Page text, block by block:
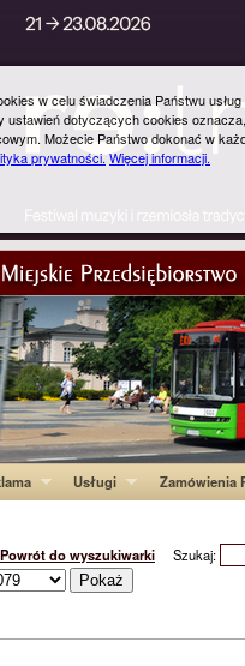
Usługi Zamówienia
do wyszukiwarki Szukaj:
w celu świadczenia Państwu
ustawień dotyczących cookies
Możecie Państwo dokonać w
prywatności.Więcej informacji.